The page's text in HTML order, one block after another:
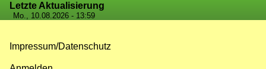
Letzte Aktualisierung
Mo., 10.08.2026 - 13:59
Impressum/Datenschutz